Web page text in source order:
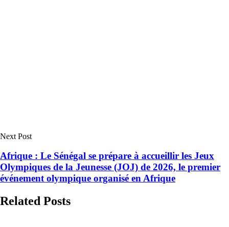
Next Post
Afrique : Le Sénégal se prépare à accueillir les Jeux
Olympiques de la Jeunesse (JOJ) de 2026, le premier
événement olympique organisé en Afrique
Related Posts